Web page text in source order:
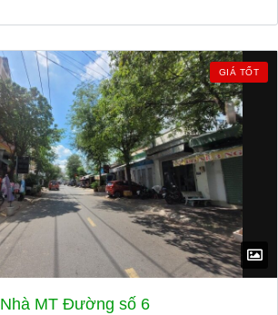
GIÁ TỐT
Nhà MT Đường số 6